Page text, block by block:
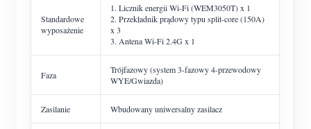
Standardowe
wyposażenie
1. Licznik energii Wi-Fi (WEM3050T) x 1
2. Przekładnik prądowy typu split-core (150A)
x 3
3. Antena Wi-Fi 2.4G x 1
Faza
Trójfazowy (system 3-fazowy 4-przewodowy
WYE/Gwiazda)
Zasilanie Wbudowany uniwersalny zasilacz